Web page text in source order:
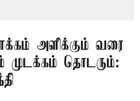
அளிக்கும் வரை
முடக்கம் தொடரும்: